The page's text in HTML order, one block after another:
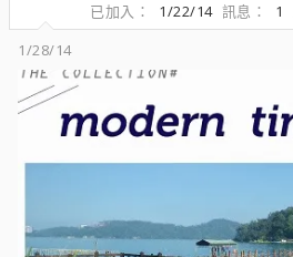
已加入
1/22/14 訊息 1
1/28/14